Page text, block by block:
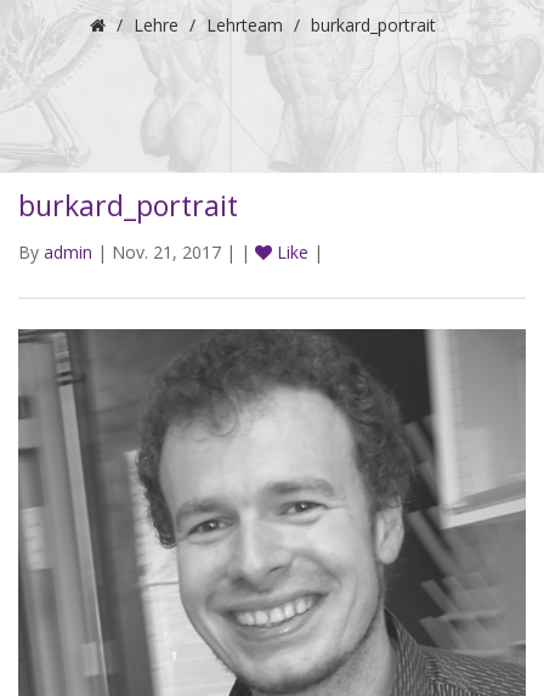
/ Lehre / Lehrteam / burkard_portrait
burkard_portrait
By admin | Nov. 21, 2017 | | Like |